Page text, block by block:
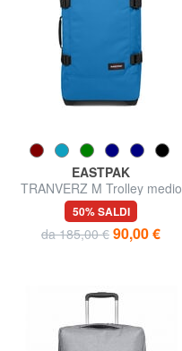
EASTPAK
TRANVERZ M Trolley medio
50% SALDI
da 185,00 € 90,00 €